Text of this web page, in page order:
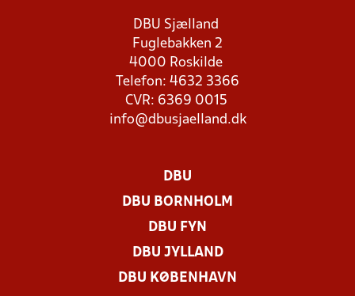
DBU Sjælland
Fuglebakken 2
4000 Roskilde
Telefon: 4632 3366
CVR: 6369 0015
info@dbusjaelland.dk
DBU
DBU BORNHOLM
DBU FYN
DBU JYLLAND
DBU KØBENHAVN